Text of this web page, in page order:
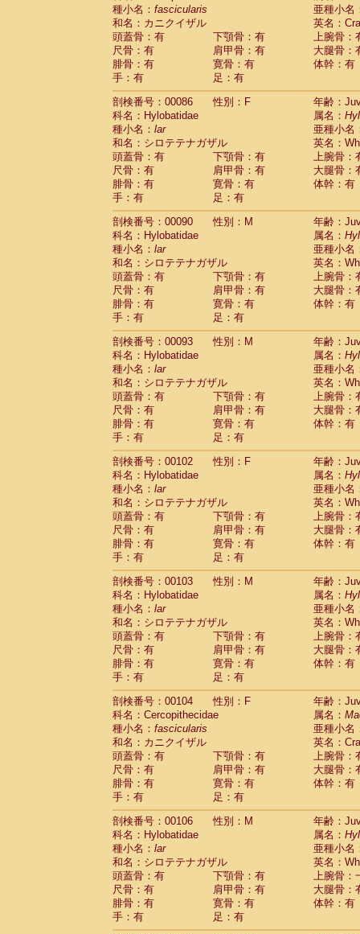
種小名： fascicularis
亜種小名
和名：カニクイザル
英名：
頭蓋骨：有
下顎骨：有
上腕骨：
尺骨：有
肩甲骨：有
大腿骨：
腓骨：有
寛骨：有
体幹：有
手：有
足：有
剖検番号：00086
性別：F
年齢：
科名：Hylobatidae
属名：
種小名： lar
亜種小名
和名：シロテテナガザル
英名：
頭蓋骨：有
下顎骨：有
上腕骨：
尺骨：有
肩甲骨：有
大腿骨：
腓骨：有
寛骨：有
体幹：有
手：有
足：有
剖検番号：00090
性別：M
年齢：
科名：Hylobatidae
属名：
種小名： lar
亜種小名
和名：シロテテナガザル
英名：
頭蓋骨：有
下顎骨：有
上腕骨：
尺骨：有
肩甲骨：有
大腿骨：
腓骨：有
寛骨：有
体幹：有
手：有
足：有
剖検番号：00093
性別：M
年齢：
科名：Hylobatidae
属名：
種小名： lar
亜種小名
和名：シロテテナガザル
英名：
頭蓋骨：有
下顎骨：有
上腕骨：
尺骨：有
肩甲骨：有
大腿骨：
腓骨：有
寛骨：有
体幹：有
手：有
足：有
剖検番号：00102
性別：F
年齢：
科名：Hylobatidae
属名：
種小名： lar
亜種小名
和名：シロテテナガザル
英名：
頭蓋骨：有
下顎骨：有
上腕骨：
尺骨：有
肩甲骨：有
大腿骨：
腓骨：有
寛骨：有
体幹：有
手：有
足：有
剖検番号：00103
性別：M
年齢：
科名：Hylobatidae
属名：
種小名： lar
亜種小名
和名：シロテテナガザル
英名：
頭蓋骨：有
下顎骨：有
上腕骨：
尺骨：有
肩甲骨：有
大腿骨：
腓骨：有
寛骨：有
体幹：有
手：有
足：有
剖検番号：00104
性別：F
年齢：
科名：Cercopithecidae
属名：
種小名： fascicularis
亜種小名
和名：カニクイザル
英名：
頭蓋骨：有
下顎骨：有
上腕骨：
尺骨：有
肩甲骨：有
大腿骨：
腓骨：有
寛骨：有
体幹：有
手：有
足：有
剖検番号：00106
性別：M
年齢：
科名：Hylobatidae
属名：
種小名： lar
亜種小名
和名：シロテテナガザル
英名：
頭蓋骨：有
下顎骨：有
上腕骨：
尺骨：有
肩甲骨：有
大腿骨：
腓骨：有
寛骨：有
体幹：有
手：有
足：有